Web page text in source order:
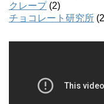
クレープ(2)
チョコレート研究所